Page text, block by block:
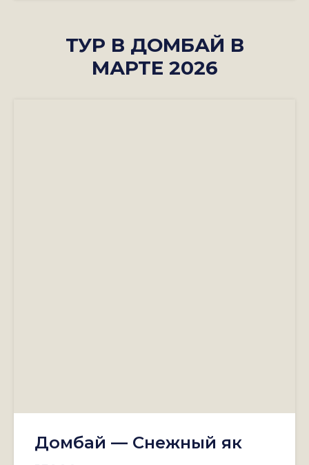
ТУР В ДОМБАЙ В
МАРТЕ 2026
Домбай — Снежный як